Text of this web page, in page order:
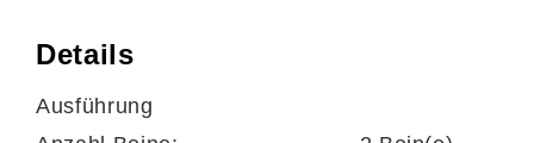
natürlich anmutende Optik stilsicher ab.
Details
Ausführung